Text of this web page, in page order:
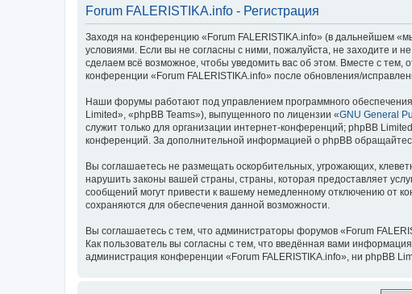
Forum FALERISTIKA.info - Регистрация
Заходя на конференцию «Forum FALERISTIKA.info» (в дальнейшем
условиями. Если вы не согласны с ними, пожалуйста, не заходите и
сделаем всё возможное, чтобы уведомить вас об этом. Вместе с тем,
конференции «Forum FALERISTIKA.info» после обновления/
Наши форумы работают под управлением программного
Limited», «phpBB Teams»), выпущенного по лицензии «GNU General
служит только для организации интернет-конференций; phpBB
конференций. За дополнительной информацией о phpBB
Вы соглашаетесь не размещать оскорбительных, угрожающих,
нарушить законы вашей страны, страны, которая предоставляет
сообщений могут привести к вашему немедленному отключению от
сохраняются для обеспечения данной возможности.
Вы соглашаетесь с тем, что администраторы форумов «Forum
Как пользователь вы согласны с тем, что введённая вами
администрация конференции «Forum FALERISTIKA.info», ни phpBB